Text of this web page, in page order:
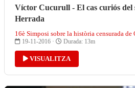
Víctor Cucurull - El cas curiós del
Herrada
16è Simposi sobre la història censurada
19-11-2016 · Durada: 13m
VISUALITZA